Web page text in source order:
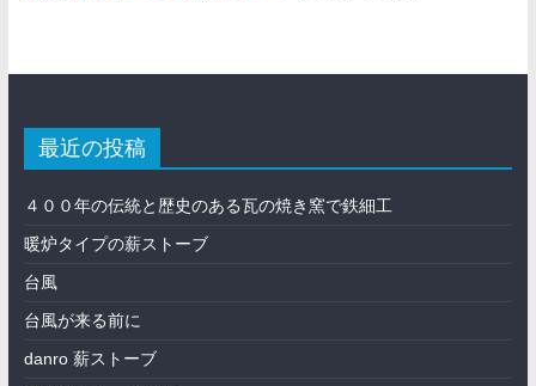
最近の投稿
４００年の伝統と歴史のある瓦の焼き窯で鉄細工
暖炉タイプの薪ストーブ
台風
台風が来る前に
danro 薪ストーブ